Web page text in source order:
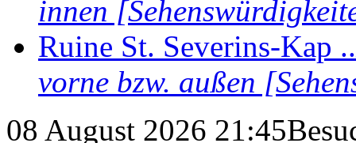
innen
Ruine St. Severins-Kap ..
vorne bzw. außen
08 August 2026 21:45